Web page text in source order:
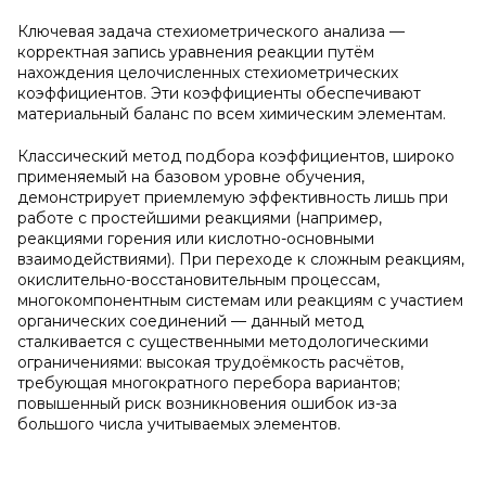
Ключевая задача стехиометрического анализа —
корректная запись уравнения реакции путём
нахождения целочисленных стехиометрических
коэффициентов. Эти коэффициенты обеспечивают
материальный баланс по всем химическим элементам.
Классический метод подбора коэффициентов, широко
применяемый на базовом уровне обучения,
демонстрирует приемлемую эффективность лишь при
работе с простейшими реакциями (например,
реакциями горения или кислотно-основными
взаимодействиями). При переходе к сложным реакциям,
окислительно-восстановительным процессам,
многокомпонентным системам или реакциям с участием
органических соединений — данный метод
сталкивается с существенными методологическими
ограничениями: высокая трудоёмкость расчётов,
требующая многократного перебора вариантов;
повышенный риск возникновения ошибок из-за
большого числа учитываемых элементов.